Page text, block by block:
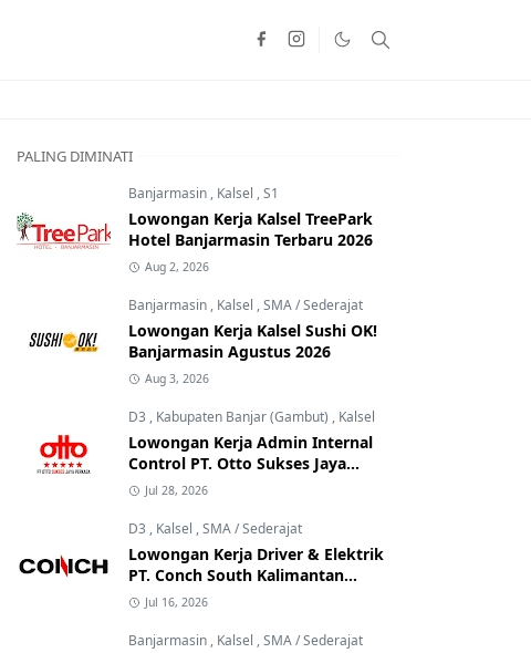
PALING DIMINATI
Banjarmasin , Kalsel ,S1
Lowongan Kerja Kalsel TreePark
Hotel Banjarmasin Terbaru 2026
Aug 2, 2026
Banjarmasin , Kalsel ,SMA / Sederajat
Lowongan Kerja Kalsel Sushi OK!
Banjarmasin Agustus 2026
Aug 3, 2026
D3 , Kabupaten Banjar (Gambut) , Kalsel
Lowongan Kerja Admin Internal
Control PT. Otto Sukses Jaya
Perkasa
Jul 28, 2026
D3 , Kalsel ,SMA / Sederajat
Lowongan Kerja Driver & Elektrik
PT. Conch South Kalimantan
Cement
Jul 16, 2026
Banjarmasin , Kalsel ,SMA / Sederajat